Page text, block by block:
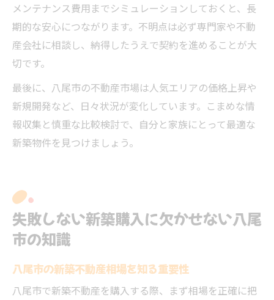
メンテナンス費用までシミュレーションしておくと、長
期的な安心につながります。不明点は必ず専門家や不動
産会社に相談し、納得したうえで契約を進めることが大
切です。
最後に、八尾市の不動産市場は人気エリアの価格上昇や
新規開発など、日々状況が変化しています。こまめな情
報収集と慎重な比較検討で、自分と家族にとって最適な
新築物件を見つけましょう。
失敗しない新築購入に欠かせない八尾
市の知識
八尾市の新築不動産相場を知る重要性
八尾市で新築不動産を購入する際、まず相場を正確に把